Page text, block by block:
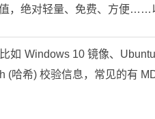
，绝对轻量、免费、方便……
如 Windows 10 镜像、
(哈希) 校验信息，常见的有